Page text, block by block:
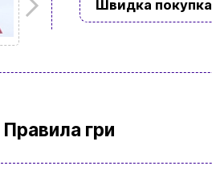
Швидка покупка
Правила гри